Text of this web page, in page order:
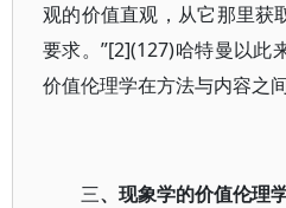
观的价值直观，从它那里获
要求。”[2](127)哈特曼以此
价值伦理学在方法与内容之
三、现象学的价值伦理